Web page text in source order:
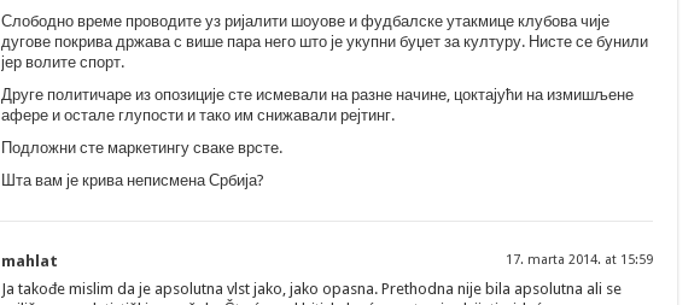
Слободно време проводите уз ријалити шоуове и фудбалске утакмице клубова чије
дугове покрива држава с више пара него што је укупни буџет за културу. Нисте се бунили
јер волите спорт.
Друге политичаре из опозиције сте исмевали на разне начине, цоктајући на измишљене
афере и остале глупости и тако им снижавали рејтинг.
Подложни сте маркетингу сваке врсте.
Шта вам је крива неписмена Србија?
mahlat 17. marta 2014. at 15:59
Ja takođe mislim da je apsolutna vlst jako, jako opasna. Prethodna nije bila apsolutna ali se